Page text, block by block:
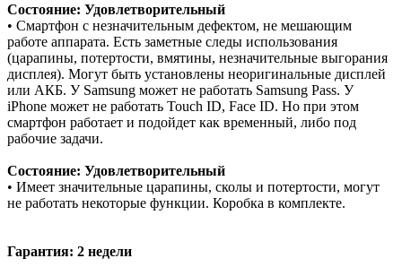
Состояние: Удовлетворительный
• Смартфон с незначительным дефектом, не мешающим
работе аппарата. Есть заметные следы использования
(царапины, потертости, вмятины, незначительные выгорания
дисплея). Могут быть установлены неоригинальные дисплей
или АКБ. У Samsung может не работать Samsung Pass. У
iPhone может не работать Touch ID, Face ID. Но при этом
смартфон работает и подойдет как временный, либо под
рабочие задачи.
Состояние: Удовлетворительный
• Имеет значительные царапины, сколы и потертости, могут
не работать некоторые функции. Коробка в комплекте.
Гарантия: 2 недели